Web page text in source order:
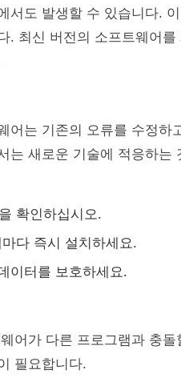
서도 발생할 수 있습니다.
. 최신 버전의 소프트웨어
어는 기존의 오류를 수정하
는 새로운 기술에 적응하는
확인하십시오.
다 즉시 설치하세요.
이터를 보호하세요.
어가 다른 프로그램과 충
필요합니다.